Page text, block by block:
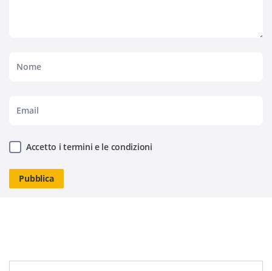
Accetto i termini e le condizioni